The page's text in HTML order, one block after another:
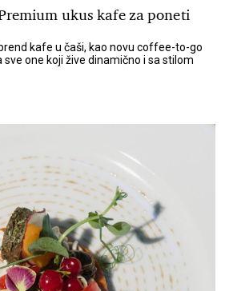
ukus kafe za poneti
kafe u čaši, kao novu coffee-to-go
one koji žive dinamično i sa stilom